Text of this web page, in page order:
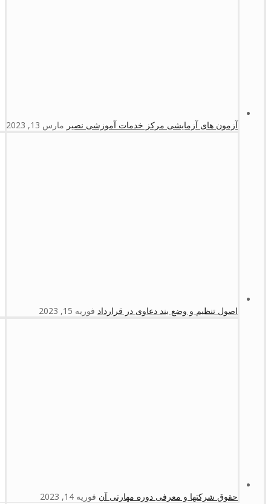
آزمون های آزمایشی مرکز خدمات آموزشی نصیر مارس 13, 2023
اصول تنظیم و وضع بند دعاوی در قرارداد فوریه 15, 2023
حقوق شرکتها و معرفی دوره مهارتی آن فوریه 14, 2023